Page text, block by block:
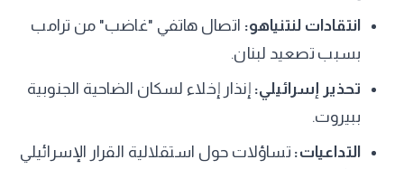
انتقادات لنتنياهو: اتصال هاتفي "غاضب" من ترامب
بسبب تصعيد لبنان.
تحذير إسرائيلي: إنذار إخلاء لسكان الضاحية الجنوبية
ببيروت.
التداعيات: تساؤلات حول استقلالية القرار الإسرائيلي